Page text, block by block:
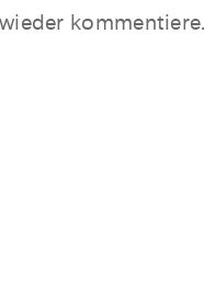
kommentiere.